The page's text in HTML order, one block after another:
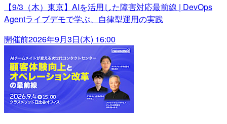
【9/3（木）東京】AIを活用した障害対応最前線 | DevOps
Agentライブデモで学ぶ、自律型運用の実践
開催前2026年9月3日(木) 16:00